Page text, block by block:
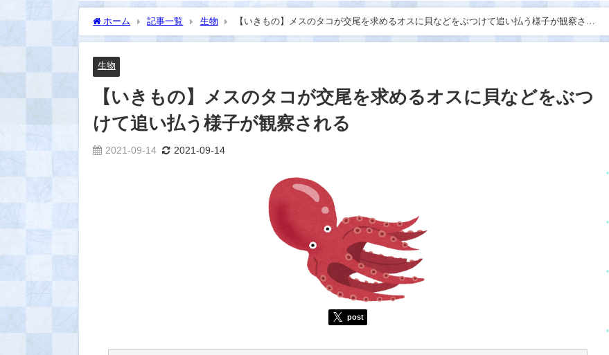
あう～
2021-08-14
マばっさり否定、小金井市
のサイトが“攻めてる”と話
2021-08-20
ホーム 記事一覧 生物
【いきもの】メスのタコが交尾を求めるオスに貝などをぶつけて追い払う様子が観察され
る
生物
【いきもの】メスのタコが交尾を求めるオスに貝などをぶつ
けて追い払う様子が観察される
2021-09-14 2021-09-14
post